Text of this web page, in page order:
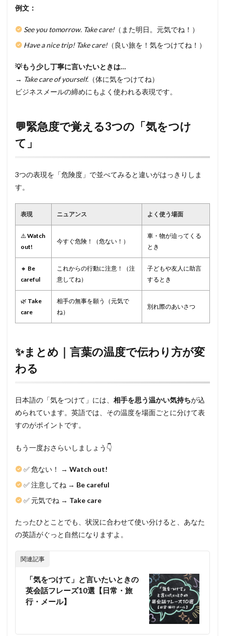
例文：
See you tomorrow. Take care!（また明日。元気でね！）
Have a nice trip! Take care!（良い旅を！気をつけてね！）
💡もう少し丁寧に言いたいときは…
→ Take care of yourself. （体に気をつけてね）
ビジネスメールの締めにもよく使われる表現です。
💬緊急度で覚える3つの「気をつけ
て」
3つの表現を「危険度」で並べてみると違いがはっきりしま
す。
表現 ニュアンス よく使う場面
⚠️ Watch
out!
今すぐ危険！（危ない！）
車・物が迫ってくる
とき
🔸 Be
careful
これからの行動に注意！（注
意してね）
子どもや友人に助言
するとき
🌿 Take
care
相手の無事を願う（元気で
ね）
別れ際のあいさつ
✨まとめ｜言葉の温度で伝わり方が変
わる
日本語の「気をつけて」には、 相手を思う温かい気持ちが込
められています。英語では、その温度を場面ごとに分けて表
すのがポイントです。
もう一度おさらいしましょう👇
✅ 危ない！ → Watch out!
✅ 注意してね → Be careful
✅ 元気でね → Take care
たったひとことでも、状況に合わせて使い分けると、あなた
の英語がぐっと自然になりますよ。
関連記事
「気をつけて」と言いたいときの
英会話フレーズ10選【日常・旅
行・メール】